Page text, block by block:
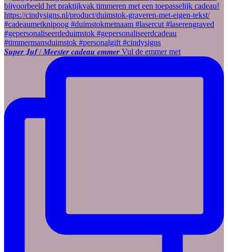
𝑺𝒖𝒑𝒆𝒓 𝑱𝒖𝒇 / 𝑴𝒆𝒆𝒔𝒕𝒆𝒓 𝒄𝒂𝒅𝒆𝒂𝒖 𝒆𝒎𝒎𝒆𝒓 Vul de emmer met